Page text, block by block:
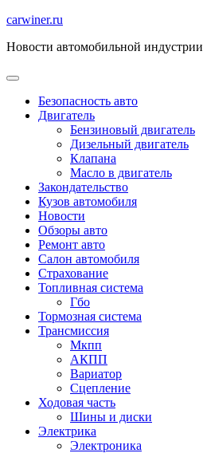
Перейти
содержимому
carwiner.ru
Новости автомобильной индустрии
Безопасность авто
Двигатель
Бензиновый двигатель
Дизельный двигатель
Клапана
Масло в двигатель
Закондательство
Кузов автомобиля
Новости
Обзоры авто
Ремонт авто
Салон автомобиля
Страхование
Топливная система
Гбо
Тормозная система
Трансмиссия
Мкпп
АКПП
Вариатор
Сцепление
Ходовая часть
Шины и диски
Электрика
Электроника